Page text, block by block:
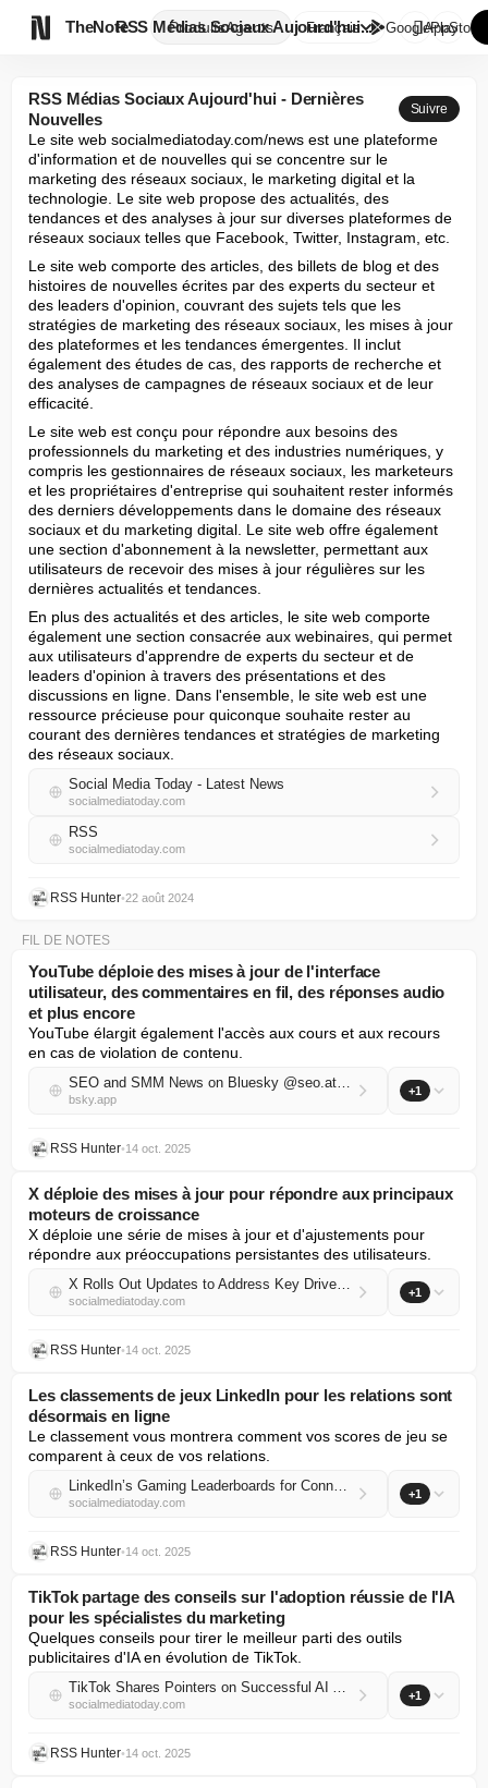
TheNote ProduitsAgents
RSS Médias Sociaux Aujourd'hui...
Français GooglePlay
AppStore
RSS Médias Sociaux Aujourd'hui - Dernières
Nouvelles
Suivre
Le site web socialmediatoday.com/news est une plateforme
d'information et de nouvelles qui se concentre sur le
marketing des réseaux sociaux, le marketing digital et la
technologie. Le site web propose des actualités, des
tendances et des analyses à jour sur diverses plateformes de
réseaux sociaux telles que Facebook, Twitter, Instagram, etc.
Le site web comporte des articles, des billets de blog et des
histoires de nouvelles écrites par des experts du secteur et
des leaders d'opinion, couvrant des sujets tels que les
stratégies de marketing des réseaux sociaux, les mises à jour
des plateformes et les tendances émergentes. Il inclut
également des études de cas, des rapports de recherche et
des analyses de campagnes de réseaux sociaux et de leur
efficacité.
Le site web est conçu pour répondre aux besoins des
professionnels du marketing et des industries numériques, y
compris les gestionnaires de réseaux sociaux, les marketeurs
et les propriétaires d'entreprise qui souhaitent rester informés
des derniers développements dans le domaine des réseaux
sociaux et du marketing digital. Le site web offre également
une section d'abonnement à la newsletter, permettant aux
utilisateurs de recevoir des mises à jour régulières sur les
dernières actualités et tendances.
En plus des actualités et des articles, le site web comporte
également une section consacrée aux webinaires, qui permet
aux utilisateurs d'apprendre de experts du secteur et de
leaders d'opinion à travers des présentations et des
discussions en ligne. Dans l'ensemble, le site web est une
ressource précieuse pour quiconque souhaite rester au
courant des dernières tendances et stratégies de marketing
des réseaux sociaux.
Social Media Today - Latest News
socialmediatoday.com
RSS
socialmediatoday.com
RSS Hunter•22 août 2024
FIL DE NOTES
YouTube déploie des mises à jour de l'interface
utilisateur, des commentaires en fil, des réponses audio
et plus encore
YouTube élargit également l'accès aux cours et aux recours
en cas de violation de contenu.
SEO and SMM News on Bluesky @seo.at.thenote.app
bsky.app
+1
RSS Hunter•14 oct. 2025
X déploie des mises à jour pour répondre aux principaux
moteurs de croissance
X déploie une série de mises à jour et d'ajustements pour
répondre aux préoccupations persistantes des utilisateurs.
X Rolls Out Updates to Address Key Drivers of Growth
socialmediatoday.com
+1
RSS Hunter•14 oct. 2025
Les classements de jeux LinkedIn pour les relations sont
désormais en ligne
Le classement vous montrera comment vos scores de jeu se
comparent à ceux de vos relations.
LinkedIn’s Gaming Leaderboards for Connections Are Now Live
socialmediatoday.com
+1
RSS Hunter•14 oct. 2025
TikTok partage des conseils sur l'adoption réussie de l'IA
pour les spécialistes du marketing
Quelques conseils pour tirer le meilleur parti des outils
publicitaires d'IA en évolution de TikTok.
TikTok Shares Pointers on Successful AI Adoption for Marketers
socialmediatoday.com
+1
RSS Hunter•14 oct. 2025